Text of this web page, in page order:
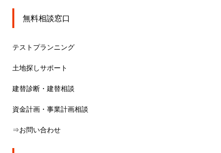
無料相談窓口
テストプランニング
土地探しサポート
建替診断・建替相談
資金計画・事業計画相談
⇒お問い合わせ